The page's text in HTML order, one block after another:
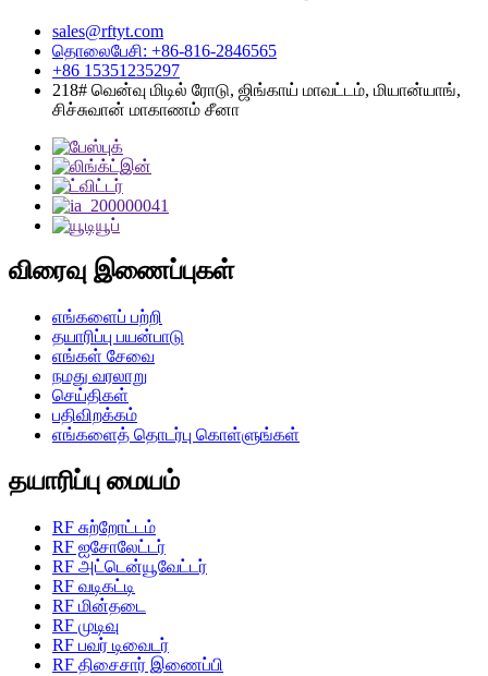
sales@rftyt.com
தொலைபேசி: +86-816-2846565
+86 15351235297
218# வென்வு மிடில் ரோடு, ஜிங்காய் மாவட்டம், மியான்யாங்,
சிச்சுவான் மாகாணம் சீனா
விரைவு இணைப்புகள்
எங்களைப் பற்றி
தயாரிப்பு பயன்பாடு
எங்கள் சேவை
நமது வரலாறு
செய்திகள்
பதிவிறக்கம்
எங்களைத் தொடர்பு கொள்ளுங்கள்
தயாரிப்பு மையம்
RF சுற்றோட்டம்
RF ஐசோலேட்டர்
RF அட்டென்யூவேட்டர்
RF வடிகட்டி
RF மின்தடை
RF முடிவு
RF பவர் டிவைடர்
RF திசைசார் இணைப்பி